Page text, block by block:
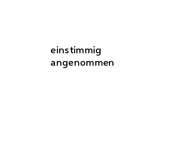
einstimmig
angenommen